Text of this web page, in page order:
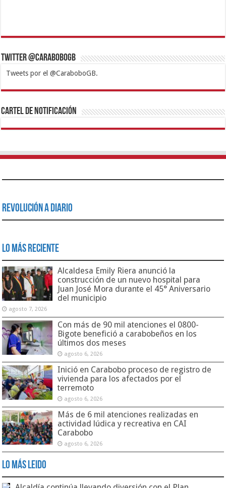
Twitter @CaraboboGB
Tweets por el @CaraboboGB.
1xbetBetturkeyBetistKralbetSupertotobetTipobetMatadorbetMariobet
https://mvbcasino.com/
Cartel de Notificación
Revolución a Diario
Lo Más Reciente
Alcaldesa Emily Riera anunció la
construcción de un nuevo hospital para
Juan José Mora durante el 45° Aniversario
del municipio
agosto 7, 2026
Con más de 90 mil atenciones el 0800-
Bigote benefició a carabobeños en los
últimos dos meses
agosto 6, 2026
Inició en Carabobo proceso de registro de
vivienda para los afectados por el
terremoto
agosto 6, 2026
Más de 6 mil atenciones realizadas en
actividad lúdica y recreativa en CAI
Carabobo
agosto 6, 2026
Lo Más Leido